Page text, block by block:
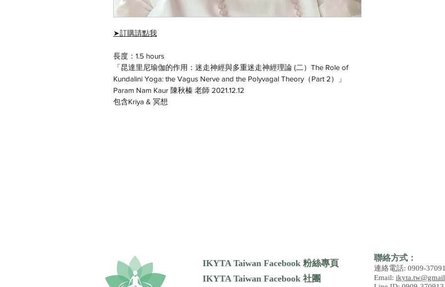
➤訂購請點我
長度：1.5 hours
「昆達里尼瑜伽的作用：迷走神經與多重迷走神經理論 (二）The Role of
Kundalini Yoga: the Vagus Nerve and the Polyvagal Theory（Part 2）」
Param Nam Kaur 陳秋榛 老師 2021.12.12
包含Kriya & 冥想
IKYTA Taiwan Facebook 粉絲專頁
IKYTA Taiwan Facebook 社團
聯絡方式：
連絡電話: 0909-
Email: